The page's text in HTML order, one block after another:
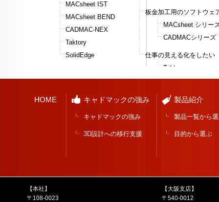
板金加工用のソフトウェ
MACsheet シリー
CADMACシリーズ
仕事の見える化をしたい
Taktory
MACsheet IST
MACsheet BEND
CADMAC-NEX
Taktory
SolidEdge
HOME キャドマックの強み
キャドマックの強み
3D設計への移行支援
製品紹介
製品一覧から
目的から選ぶ
【本社】
〒108-0023
【大阪支店】
〒540-0012